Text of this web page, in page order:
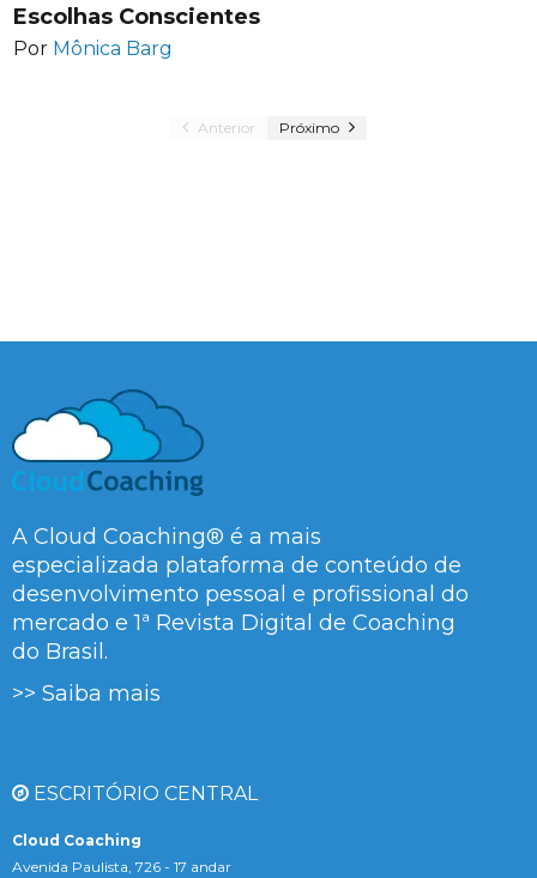
Escolhas Conscientes
Por Mônica Barg
Anterior Próximo
A Cloud Coaching® é a mais
especializada plataforma de conteúdo de
desenvolvimento pessoal e profissional do
mercado e 1ª Revista Digital de Coaching
do Brasil.
>> Saiba mais
ESCRITÓRIO CENTRAL
Cloud Coaching
Avenida Paulista, 726 - 17 andar